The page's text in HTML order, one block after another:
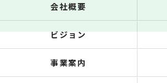
会社概要
ビジョン
事業案内